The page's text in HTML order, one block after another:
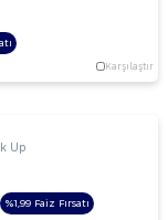
Karşılaştır
Up
%1,99 Faiz Fırsatı